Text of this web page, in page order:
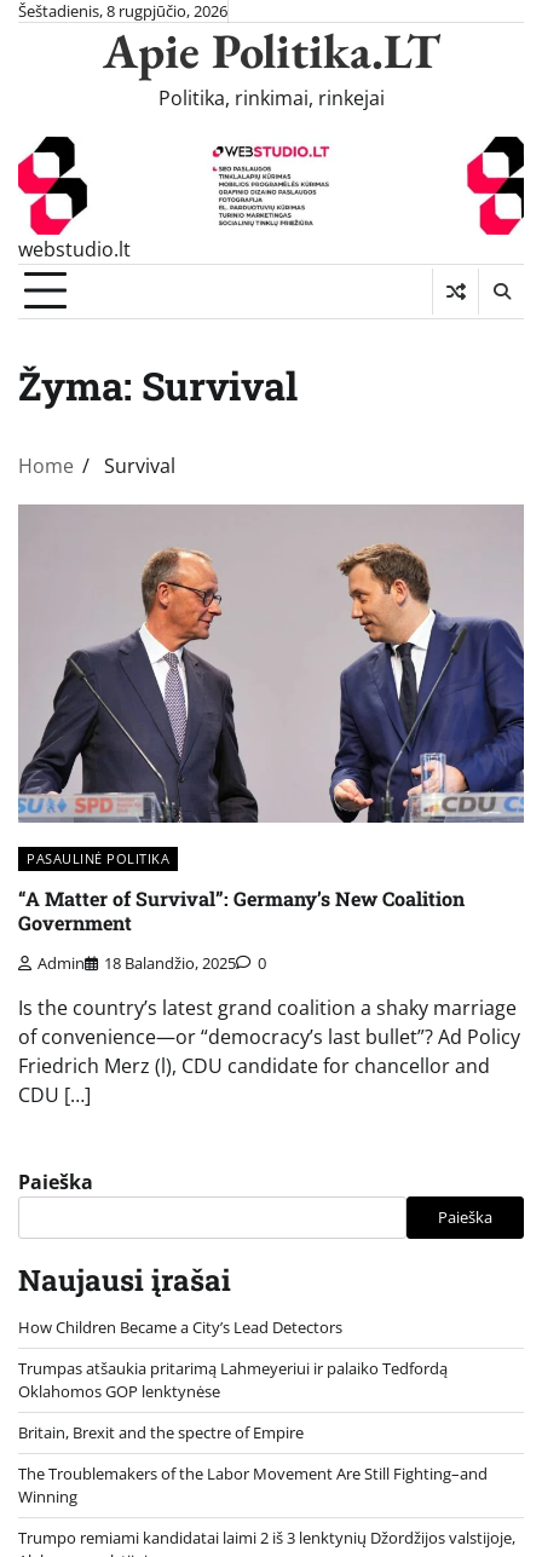
SkipŠeštadienis, 8 rugpjūčio, 2026
Apie Politika.LT
Politika, rinkimai, rinkejai
webstudio.lt
Žyma: Survival
Home Survival
PASAULINĖ POLITIKA
“A Matter of Survival”: Germany’s New Coalition
Government
Admin 18 Balandžio, 2025 0
Is the country’s latest grand coalition a shaky marriage
of convenience—or “democracy’s last bullet”? Ad Policy
Friedrich Merz (l), CDU candidate for chancellor and
CDU […]
Paieška
Paieška
Naujausi įrašai
How Children Became a City’s Lead Detectors
Trumpas atšaukia pritarimą Lahmeyeriui ir palaiko Tedfordą
Oklahomos GOP lenktynėse
Britain, Brexit and the spectre of Empire
The Troublemakers of the Labor Movement Are Still Fighting–and
Winning
Trumpo remiami kandidatai laimi 2 iš 3 lenktynių Džordžijos valstijoje,